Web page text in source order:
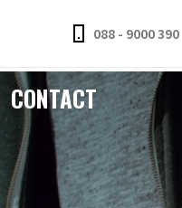
088 - 9000 390
CONTACT